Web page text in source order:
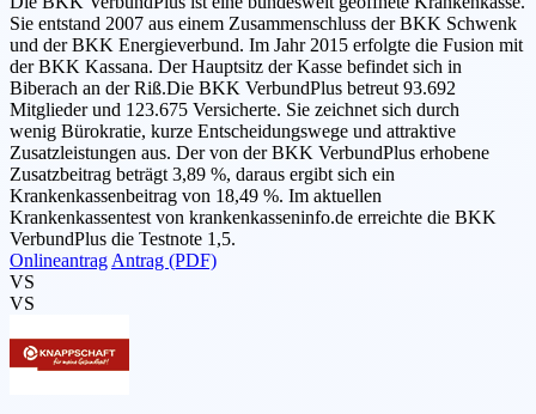
Sie entstand 2007 aus einem Zusammenschluss der BKK Schwenk
und der BKK Energieverbund. Im Jahr 2015 erfolgte die Fusion mit
der BKK Kassana. Der Hauptsitz der Kasse befindet sich in
Biberach an der Riß.Die BKK VerbundPlus betreut 93.692
Mitglieder und 123.675 Versicherte. Sie zeichnet sich durch
wenig Bürokratie, kurze Entscheidungswege und attraktive
Zusatzleistungen aus. Der von der BKK VerbundPlus erhobene
Zusatzbeitrag beträgt 3,89 %, daraus ergibt sich ein
Krankenkassenbeitrag von 18,49 %. Im aktuellen
Krankenkassentest von krankenkasseninfo.de erreichte die BKK
VerbundPlus die Testnote 1,5.
Onlineantrag Antrag (PDF)
VS
VS